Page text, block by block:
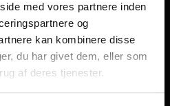
med vores partnere inden
og
kan kombinere disse
du har givet dem, eller som
af deres tjenester.